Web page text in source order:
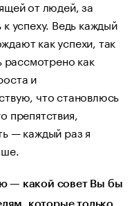
от людей, за
успеху. Ведь каждый
как успехи, так
рассмотрено как
и
что становлюсь
препятствия,
— каждый раз я
— какой совет Вы бы